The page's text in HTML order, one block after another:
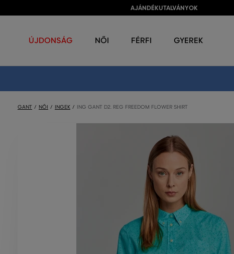
AJÁNDÉKUTALVÁNYOK
ÚJDONSÁG NŐI FÉRFI GYEREK
GANT NŐI INGEK ING GANT D2. REG FREEDOM FLOWER SHIRT